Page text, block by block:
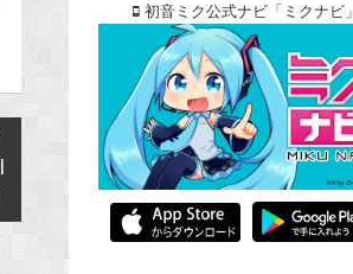
初音ミク公式ナビ「ミクナビ」